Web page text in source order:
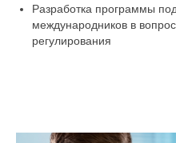
Разработка программы
международников в
регулирования